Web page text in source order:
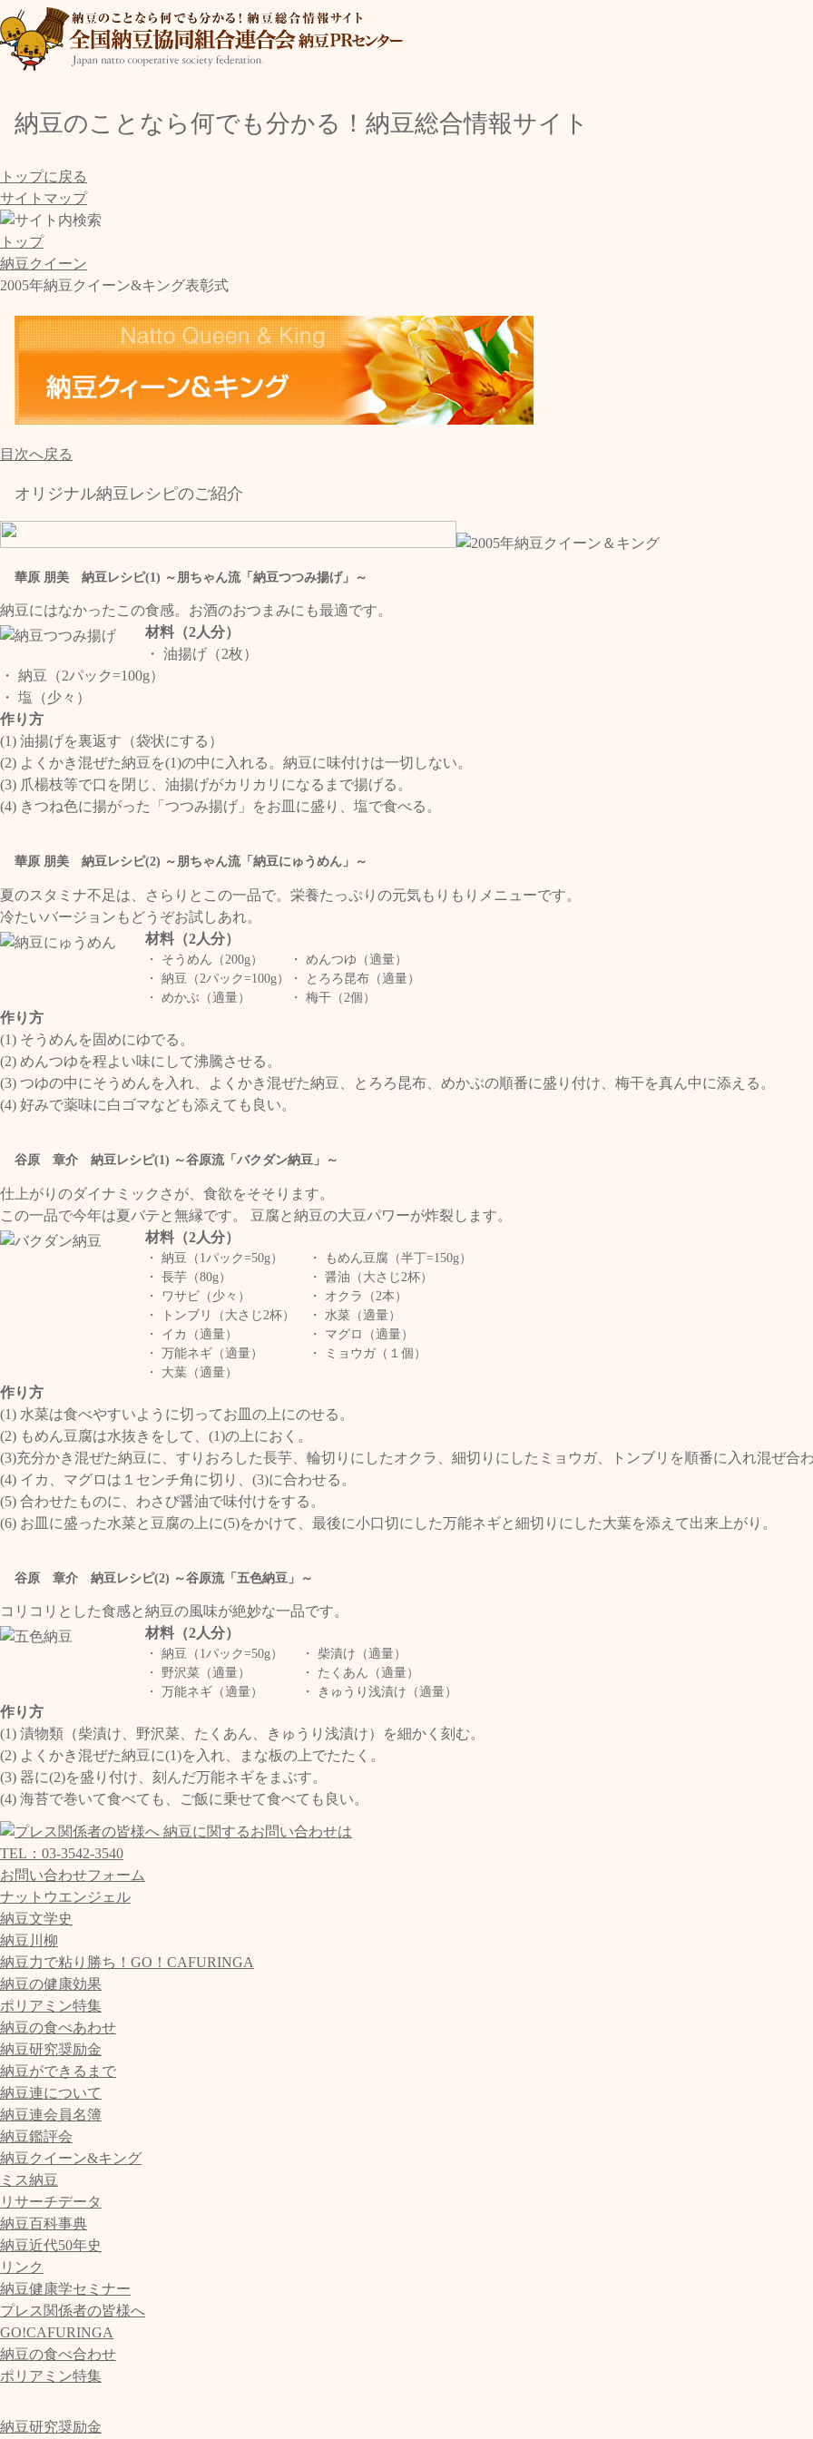
納豆のことなら何でも分かる！納豆総合情報サイト
トップに戻る
サイトマップ
トップ
納豆クイーン
2005年納豆クイーン&キング表彰式
目次へ戻る
オリジナル納豆レシピのご紹介
華原 朋美 納豆レシピ(1) ～朋ちゃん流「納豆つつみ揚げ」～
納豆にはなかったこの食感。お酒のおつまみにも最適です。
材料（2人分）
・ 油揚げ（2枚）
・ 納豆（2パック=100g）
・ 塩（少々）
作り方
(1) 油揚げを裏返す（袋状にする）
(2) よくかき混ぜた納豆を(1)の中に入れる。納豆に味付けは一切しない。
(3) 爪楊枝等で口を閉じ、油揚げがカリカリになるまで揚げる。
(4) きつね色に揚がった「つつみ揚げ」をお皿に盛り、塩で食べる。
華原 朋美 納豆レシピ(2) ～朋ちゃん流「納豆にゅうめん」～
夏のスタミナ不足は、さらりとこの一品で。栄養たっぷりの元気もりもりメニューです。
冷たいバージョンもどうぞお試しあれ。
材料（2人分）
・ そうめん（200g）
・ めんつゆ（適量）
・ 納豆（2パック=100g）
・ とろろ昆布（適量）
・ めかぶ（適量）
・ 梅干（2個）
作り方
(1) そうめんを固めにゆでる。
(2) めんつゆを程よい味にして沸騰させる。
(3) つゆの中にそうめんを入れ、よくかき混ぜた納豆、とろろ昆布、めかぶの順番に盛り付け、梅干を真ん中に添える。
(4) 好みで薬味に白ゴマなども添えても良い。
谷原 章介 納豆レシピ(1) ～谷原流「バクダン納豆」～
仕上がりのダイナミックさが、食欲をそそります。
この一品で今年は夏バテと無縁です。 豆腐と納豆の大豆パワーが炸裂します。
材料（2人分）
・ 納豆（1パック=50g）
・ もめん豆腐（半丁=150g）
・ 長芋（80g）
・ 醤油（大さじ2杯）
・ ワサビ（少々）
・ オクラ（2本）
・ トンブリ（大さじ2杯）
・ 水菜（適量）
・ イカ（適量）
・ マグロ（適量）
・ 万能ネギ（適量）
・ ミョウガ（１個）
・ 大葉（適量）
作り方
(1) 水菜は食べやすいように切ってお皿の上にのせる。
(2) もめん豆腐は水抜きをして、(1)の上におく。
(3)充分かき混ぜた納豆に、すりおろした長芋、輪切りにしたオクラ、細切りにしたミョウガ、トンブリを順番に入れ混ぜ合
(4) イカ、マグロは１センチ角に切り、(3)に合わせる。
(5) 合わせたものに、わさび醤油で味付けをする。
(6) お皿に盛った水菜と豆腐の上に(5)をかけて、最後に小口切にした万能ネギと細切りにした大葉を添えて出来上がり。
谷原 章介 納豆レシピ(2) ～谷原流「五色納豆」～
コリコリとした食感と納豆の風味が絶妙な一品です。
材料（2人分）
・ 納豆（1パック=50g）
・ 柴漬け（適量）
・ 野沢菜（適量）
・ たくあん（適量）
・ 万能ネギ（適量）
・ きゅうり浅漬け（適量）
作り方
(1) 漬物類（柴漬け、野沢菜、たくあん、きゅうり浅漬け）を細かく刻む。
(2) よくかき混ぜた納豆に(1)を入れ、まな板の上でたたく。
(3) 器に(2)を盛り付け、刻んだ万能ネギをまぶす。
(4) 海苔で巻いて食べても、ご飯に乗せて食べても良い。
TEL：03-3542-3540
お問い合わせフォーム
ナットウエンジェル
納豆文学史
納豆川柳
納豆力で粘り勝ち！GO！CAFURINGA
納豆の健康効果
ポリアミン特集
納豆の食べあわせ
納豆研究奨励金
納豆ができるまで
納豆連について
納豆連会員名簿
納豆鑑評会
納豆クイーン&キング
ミス納豆
リサーチデータ
納豆百科事典
納豆近代50年史
リンク
納豆健康学セミナー
プレス関係者の皆様へ
GO!CAFURINGA
納豆の食べ合わせ
ポリアミン特集
納豆研究奨励金